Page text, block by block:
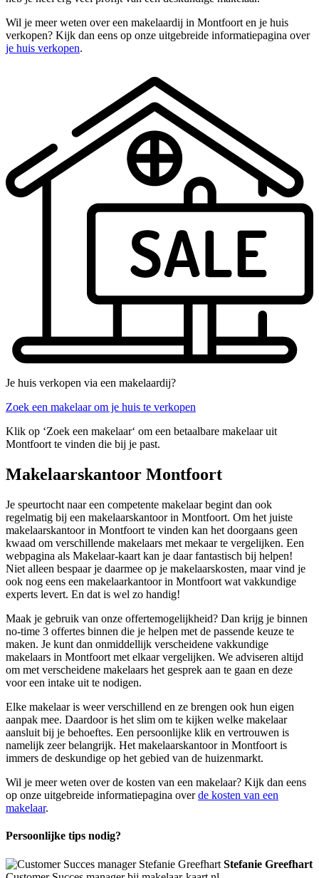
Wil je meer weten over een makelaardij in Montfoort en je huis
verkopen? Kijk dan eens op onze uitgebreide informatiepagina over
je huis verkopen.
Je huis verkopen via een makelaardij?
Zoek een makelaar om je huis te verkopen
Klik op ‘Zoek een makelaar‘ om een betaalbare makelaar uit
Montfoort te vinden die bij je past.
Makelaarskantoor Montfoort
Je speurtocht naar een competente makelaar begint dan ook
regelmatig bij een makelaarskantoor in Montfoort. Om het juiste
makelaarskantoor in Montfoort te vinden kan het doorgaans geen
kwaad om verschillende makelaars met mekaar te vergelijken. Een
webpagina als Makelaar-kaart kan je daar fantastisch bij helpen!
Niet alleen bespaar je daarmee op je makelaarskosten, maar vind je
ook nog eens een makelaarkantoor in Montfoort wat vakkundige
experts levert. En dat is wel zo handig!
Maak je gebruik van onze offertemogelijkheid? Dan krijg je binnen
no-time 3 offertes binnen die je helpen met de passende keuze te
maken. Je kunt dan onmiddellijk verscheidene vakkundige
makelaars in Montfoort met elkaar vergelijken. We adviseren altijd
om met verscheidene makelaars het gesprek aan te gaan en deze
voor een intake uit te nodigen.
Elke makelaar is weer verschillend en ze brengen ook hun eigen
aanpak mee. Daardoor is het slim om te kijken welke makelaar
aansluit bij je behoeftes. Een persoonlijke klik en vertrouwen is
namelijk zeer belangrijk. Het makelaarskantoor in Montfoort is
immers de deskundige op het gebied van de huizenmarkt.
Wil je meer weten over de kosten van een makelaar? Kijk dan eens
op onze uitgebreide informatiepagina overde kosten van een
makelaar.
Persoonlijke tips nodig?
Stefanie Greefhart